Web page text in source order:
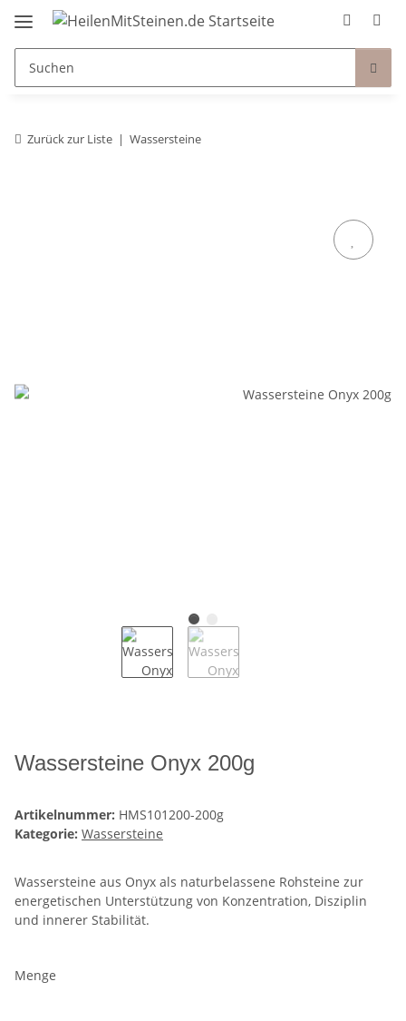
Zurück zur Liste Wassersteine
Wassersteine Onyx 200g
Artikelnummer: HMS101200-200g
Kategorie: Wassersteine
Wassersteine aus Onyx als naturbelassene Rohsteine zur
energetischen Unterstützung von Konzentration, Disziplin
und innerer Stabilität.
Menge